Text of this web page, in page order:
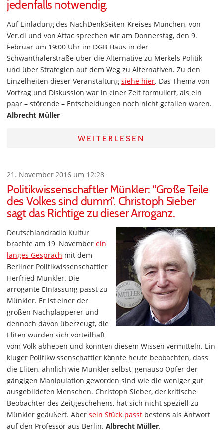
jedenfalls notwendig.
Auf Einladung des NachDenkSeiten-Kreises München, von
Ver.di und von Attac sprechen wir am Donnerstag, den 9.
Februar um 19:00 Uhr im DGB-Haus in der
Schwanthalerstraße über die Alternative zu Merkels Politik
und über Strategien auf dem Weg zu Alternativen. Zu den
Einzelheiten dieser Veranstaltung siehe hier. Das Thema von
Vortrag und Diskussion war in einer Zeit formuliert, als ein
paar – störende – Entscheidungen noch nicht gefallen waren.
Albrecht Müller
WEITERLESEN
21. November 2016 um 12:28
Politikwissenschaftler Münkler: “Große Teile
des Volkes sind dumm”. Christoph Sieber
sagt das Richtige zu dieser Arroganz.
Deutschlandradio Kultur
brachte am 19. November ein
langes Gespräch mit dem
Berliner Politikwissenschaftler
Herfried Münkler. Die
arrogante Einlassung passt zu
Münkler. Er ist einer der
großen Nachplapperer und
dennoch davon überzeugt, die
Eliten würden sich vorteilhaft
vom Volk abheben und könnten diesem Wissen vermitteln. Ein
kluger Politikwissenschaftler könnte heute beobachten, dass
die Eliten, ähnlich wie Münkler selbst, genauso Opfer der
gängigen Manipulation geworden sind wie die weniger gut
ausgebildeten Menschen. Christoph Sieber, der kritische
Beobachter des Zeitgeschehens, hat sich nicht speziell zu
Münkler geäußert. Aber sein Stück passt bestens als Antwort
auf den Professor aus Berlin. Albrecht Müller.